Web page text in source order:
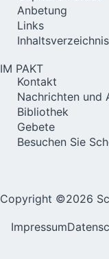
Anbetung
Links
Inhaltsverzeichnis
IM PAKT
Kontakt
Nachrichten und
Bibliothek
Gebete
Besuchen Sie
Copyright ©2026
Impressum